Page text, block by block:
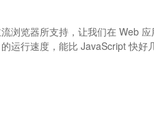
浏览器所支持，让我们在 Web
运行速度，能比 JavaScript 快